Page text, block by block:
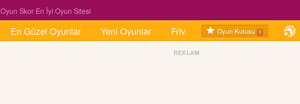
En Güzel Oyunlar Yeni Oyunlar Friv Oyun Kutusu 0
Oyun Skor En İyi Oyun Sitesi
REKLAM